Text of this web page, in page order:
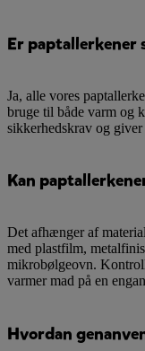
Er paptallerkener
Ja, alle vores
bruge til både varm og
sikkerhedskrav og giver
Kan
Det afhænger af
med plastfilm,
mikrobølgeovn.
varmer mad på en
Hvordan